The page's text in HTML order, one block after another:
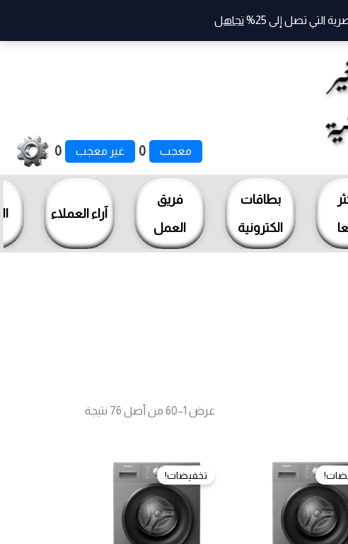
معجب 0 غير معجب 0
بطاقات
الكترونية
فريق
العمل
آراء العملاء
تصل إلى 25% تجاهل
عرض 1–60 من أصل 76 نتيجة
تم
تخفيضات!